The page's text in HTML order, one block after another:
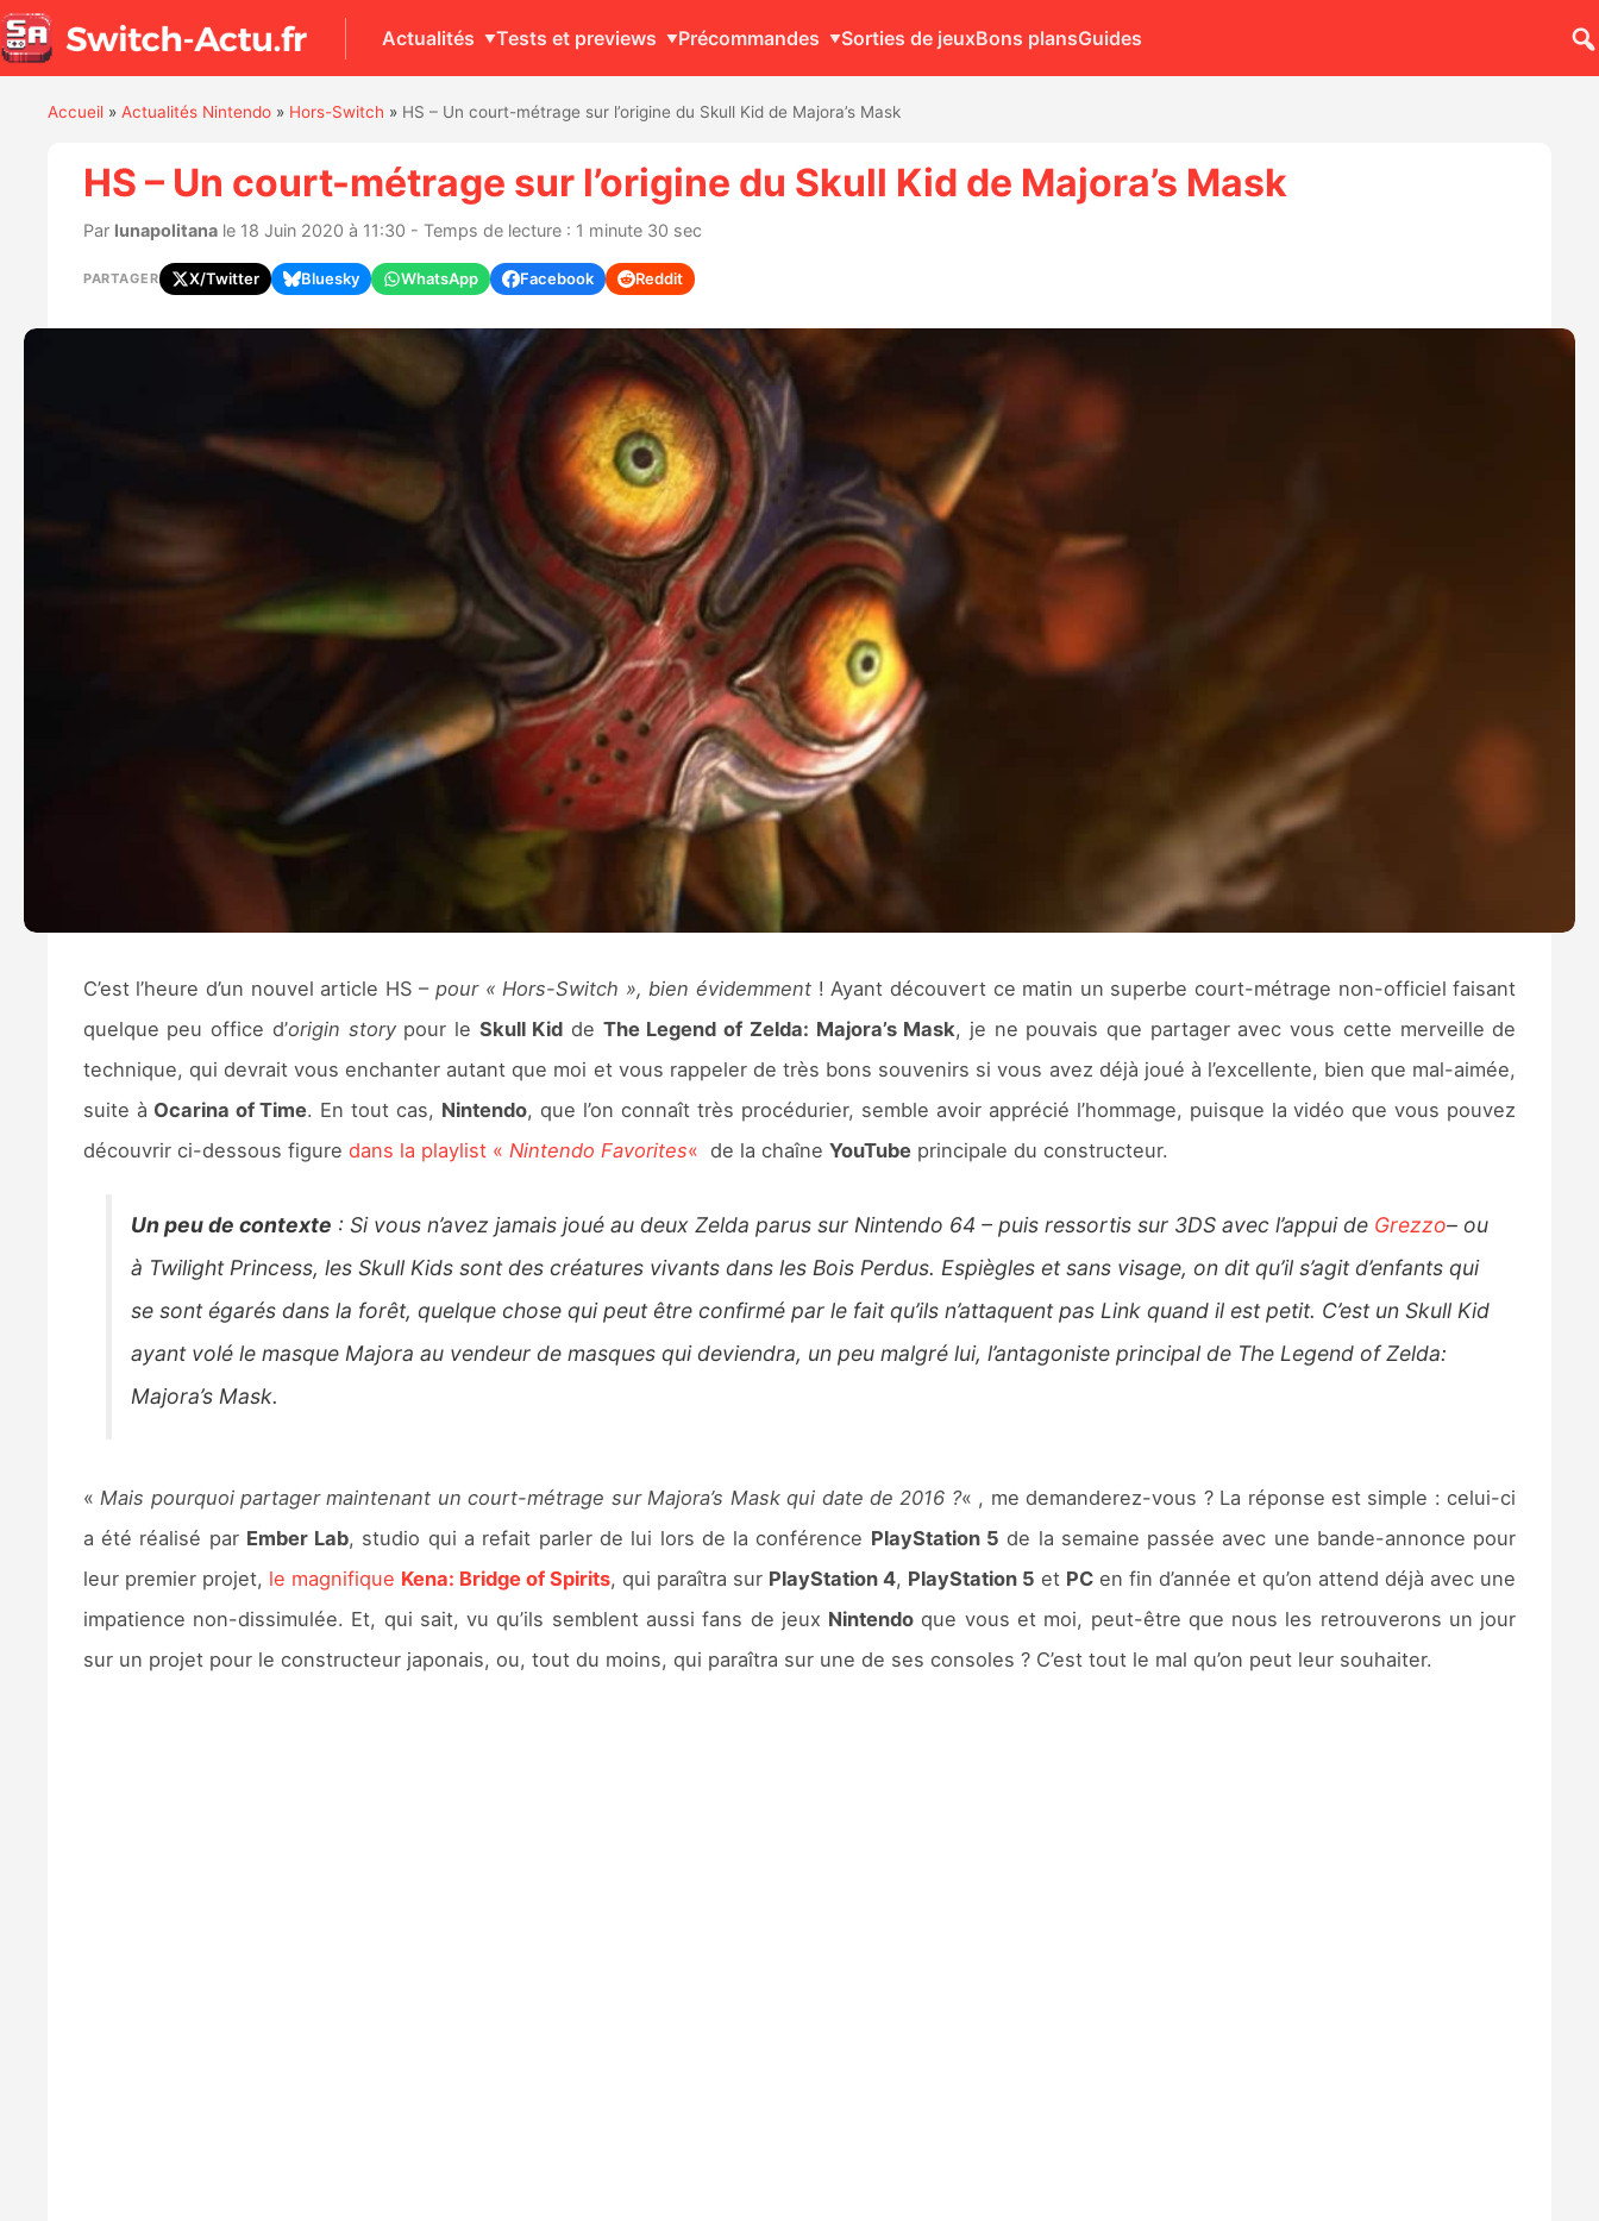
Actualités Tests et previews Précommandes Sorties de jeuxBons plansGuides
Accueil» Actualités Nintendo» Hors-Switch » HS – Un court-métrage sur l’origine du Skull Kid de Majora’s Mask
HS – Un court-métrage sur l’origine du Skull Kid de Majora’s Mask
Par lunapolitanale 18 Juin 2020 à 11:30 - Temps de lecture : 1 minute 30 sec
PARTAGER X/Twitter Bluesky WhatsApp Facebook Reddit
C’est l’heure d’un nouvel article HS –pour « Hors-Switch », bien évidemment ! Ayant découvert ce matin un superbe court-métrage non-officiel faisant
quelque peu office d’origin storypour le Skull Kid de The Legend of Zelda: Majora’s Mask, je ne pouvais que partager avec vous cette merveille de
technique, qui devrait vous enchanter autant que moi et vous rappeler de très bons souvenirs si vous avez déjà joué à l’excellente, bien que mal-aimée,
suite à Ocarina of Time. En tout cas, Nintendo, que l’on connaît très procédurier, semble avoir apprécié l’hommage, puisque la vidéo que vous pouvez
découvrir ci-dessous figure dans la playlist « Nintendo Favorites« de la chaîne YouTubeprincipale du constructeur.
Un peu de contexte : Si vous n’avez jamais joué au deux Zelda parus sur Nintendo 64 – puis ressortis sur 3DS avec l’appui de Grezzo– ou
à Twilight Princess, les Skull Kids sont des créatures vivants dans les Bois Perdus. Espiègles et sans visage, on dit qu’il s’agit d’enfants qui
se sont égarés dans la forêt, quelque chose qui peut être confirmé par le fait qu’ils n’attaquent pas Link quand il est petit. C’est un Skull Kid
ayant volé le masque Majora au vendeur de masques qui deviendra, un peu malgré lui, l’antagoniste principal de The Legend of Zelda:
Majora’s Mask.
«Mais pourquoi partager maintenant un court-métrage sur Majora’s Mask qui date de 2016 ?« , me demanderez-vous ? La réponse est simple : celui-ci
a été réalisé par Ember Lab, studio qui a refait parler de lui lors de la conférence PlayStation 5 de la semaine passée avec une bande-annonce pour
leur premier projet, le magnifique Kena: Bridge of Spirits, qui paraîtra sur PlayStation 4, PlayStation 5 et PC en fin d’année et qu’on attend déjà avec une
impatience non-dissimulée. Et, qui sait, vu qu’ils semblent aussi fans de jeux Nintendo que vous et moi, peut-être que nous les retrouverons un jour
sur un projet pour le constructeur japonais, ou, tout du moins, qui paraîtra sur une de ses consoles ? C’est tout le mal qu’on peut leur souhaiter.